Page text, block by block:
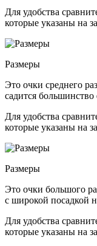
Для удобства
которые указаны на
Размеры
Это очки среднего
садится
Для удобства
которые указаны на
Размеры
Это очки большого
с широкой посадкой
Для удобства
которые указаны на